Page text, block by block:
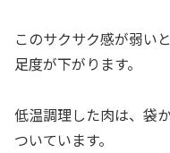
このサクサク感が弱い
足度が下がります。
低温調理した肉は、袋
ついています。